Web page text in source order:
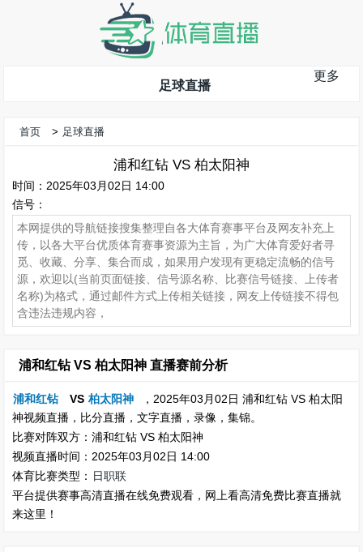
足球直播
更多
首页 > 足球直播
浦和红钻 VS 柏太阳神
时间：2025年03月02日 14:00
信号：
本网提供的导航链接搜集整理自各大体育赛事平台及网友补充上
传，以各大平台优质体育赛事资源为主旨，为广大体育爱好者寻
觅、收藏、分享、集合而成，如果用户发现有更稳定流畅的信号
源，欢迎以(当前页面链接、信号源名称、比赛信号链接、上传者
名称)为格式，通过邮件方式上传相关链接，网友上传链接不得包
含违法违规内容，
浦和红钻 VS 柏太阳神 直播赛前分析
浦和红钻 VS 柏太阳神
，2025年03月02日 浦和红钻 VS 柏太阳
神视频直播，比分直播，文字直播，录像，集锦。
比赛对阵双方：浦和红钻 VS 柏太阳神
视频直播时间：2025年03月02日 14:00
体育比赛类型： 日职联
平台提供赛事高清直播在线免费观看，网上看高清免费比赛直播就
来这里！